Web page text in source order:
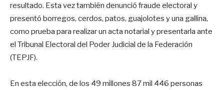
resultado. Esta vez también denunció fraude electoral y
presentó borregos, cerdos, patos, guajolotes y una gallina,
como prueba para realizar un acta notarial y presentarla ante
el Tribunal Electoral del Poder Judicial de la Federación
(TEPJF).
En esta elección, de los 49 millones 87 mil 446 personas